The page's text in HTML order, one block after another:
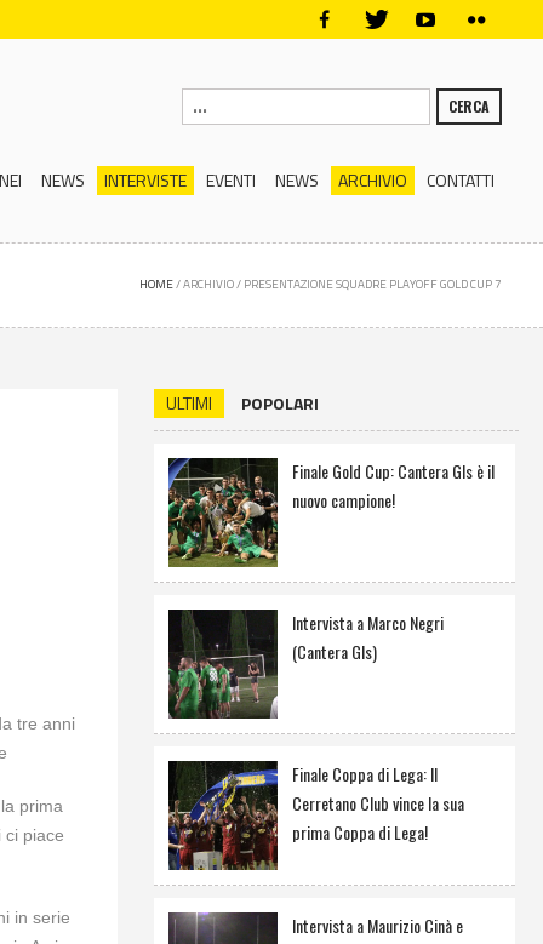
CERCA
NEWS INTERVISTE EVENTI NEWS ARCHIVIO CONTATTI
HOME/ARCHIVIO/ PRESENTAZIONE SQUADRE PLAYOFF GOLD CUP 7
tre anni
prima
ci piace
in serie
ULTIMI POPOLARI
Finale Gold Cup: Cantera Gls è il
nuovo campione!
Intervista a Marco Negri
(Cantera Gls)
Finale Coppa di Lega: Il
Cerretano Club vince la sua
prima Coppa di Lega!
Intervista a Maurizio Cinà e